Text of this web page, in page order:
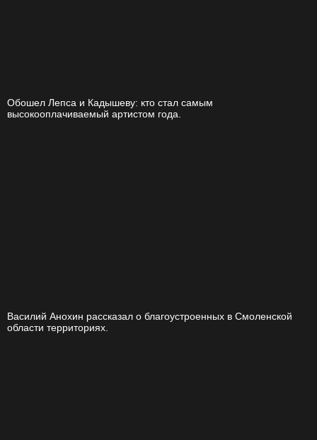
Обошел Лепса и Кадышеву: кто стал самым
высокооплачиваемый артистом года.
Василий Анохин рассказал о благоустроенных в Смоленской
области территориях.